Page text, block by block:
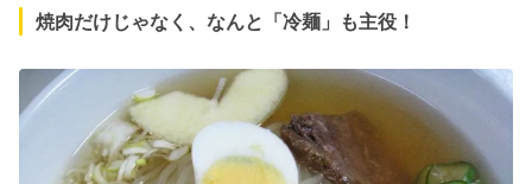
焼肉だけじゃなく、なんと「冷麺」も主役！